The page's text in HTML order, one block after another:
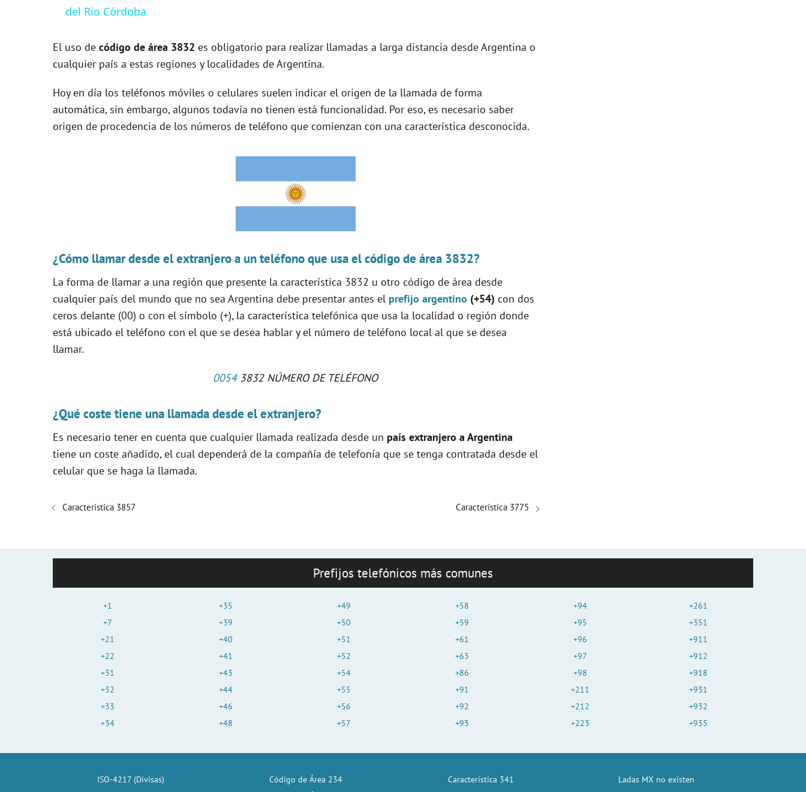
V
d
o
del Rio Córdoba
El uso de código de área 3832 es obligatorio para realizar llamadas a larga distancia desde Argentina o
cualquier país a estas regiones y localidades de Argentina.
Hoy en día los teléfonos móviles o celulares suelen indicar el origen de la llamada de forma
automática, sin embargo, algunos todavía no tienen está funcionalidad. Por eso, es necesario saber
origen de procedencia de los números de teléfono que comienzan con una característica desconocida.
¿Cómo llamar desde el extranjero a un teléfono que usa el código de área 3832?
La forma de llamar a una región que presente la característica 3832 u otro código de área desde
cualquier país del mundo que no sea Argentina debe presentar antes el prefijo argentino (+54) con dos
ceros delante (00) o con el símbolo (+), la característica telefónica que usa la localidad o región donde
está ubicado el teléfono con el que se desea hablar y el número de teléfono local al que se desea
llamar.
00543832 NÚMERO DE TELÉFONO
¿Qué coste tiene una llamada desde el extranjero?
Es necesario tener en cuenta que cualquier llamada realizada desde un país extranjero a Argentina
tiene un coste añadido, el cual dependerá de la compañía de telefonía que se tenga contratada desde el
celular que se haga la llamada.
Característica 3857 Característica 3775
Prefijos telefónicos más comunes
+1
+7
+21
+22
+31
+32
+33
+34
+35
+39
+40
+41
+43
+44
+46
+48
+49
+50
+51
+52
+54
+55
+56
+57
+58
+59
+61
+63
+86
+91
+92
+93
+94
+95
+96
+97
+98
+211
+212
+223
+261
+351
+911
+912
+918
+931
+932
+935
ISO-4217 (Divisas)
Código de Área 234
Característica 341
Ladas MX no existen